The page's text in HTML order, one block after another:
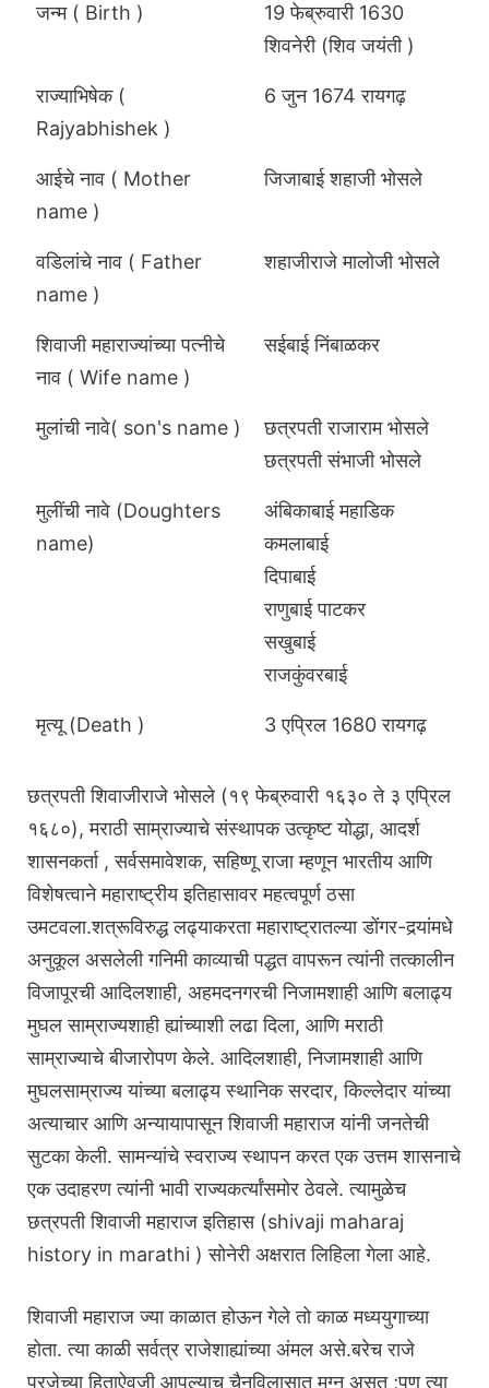
जन्म ( Birth )
19 फेब्रुवारी 1630
शिवनेरी (शिव जयंती )
राज्याभिषेक (
Rajyabhishek )
6 जुन 1674 रायगढ़
आईचे नाव ( Mother
name )
जिजाबाई शहाजी भोसले
वडिलांचे नाव ( Father
name )
शहाजीराजे मालोजी भोसले
शिवाजी महाराज्यांच्या पत्नीचे
नाव ( Wife name )
सईबाई निंबाळकर
मुलांची नावे( son's name )
छत्रपती राजाराम भोसले
छत्रपती संभाजी भोसले
मुलींची नावे (Doughters
name)
अंबिकाबाई महाडिक
कमलाबाई
दिपाबाई
राणुबाई पाटकर
सखुबाई
राजकुंवरबाई
मृत्यू (Death ) 3 एप्रिल 1680 रायगढ़
छत्रपती शिवाजीराजे भोसले (१९ फेब्रुवारी १६३० ते ३ एप्रिल
१६८०), मराठी साम्राज्याचे संस्थापक उत्कृष्ट योद्धा, आदर्श
शासनकर्ता , सर्वसमावेशक, सहिष्णू राजा म्हणून भारतीय आणि
विशेषत्वाने महाराष्ट्रीय इतिहासावर महत्वपूर्ण ठसा
उमटवला.शत्रूविरुद्ध लढ्याकरता महाराष्ट्रातल्या डोंगर-दर्‍यांमधे
अनुकूल असलेली गनिमी काव्याची पद्धत वापरून त्यांनी तत्कालीन
विजापूरची आदिलशाही, अहमदनगरची निजामशाही आणि बलाढ्य
मुघल साम्राज्यशाही ह्यांच्याशी लढा दिला, आणि मराठी
साम्राज्याचे बीजारोपण केले. आदिलशाही, निजामशाही आणि
मुघलसाम्राज्य यांच्या बलाढ्य स्थानिक सरदार, किल्लेदार यांच्या
अत्याचार आणि अन्यायापासून शिवाजी महाराज यांनी जनतेची
सुटका केली. सामन्यांचे स्वराज्य स्थापन करत एक उत्तम शासनाचे
एक उदाहरण त्यांनी भावी राज्यकर्त्यांसमोर ठेवले. त्यामुळेच
छत्रपती शिवाजी महाराज इतिहास (shivaji maharaj
history in marathi ) सोनेरी अक्षरात लिहिला गेला आहे.
शिवाजी महाराज ज्या काळात होऊन गेले तो काळ मध्ययुगाच्या
होता. त्या काळी सर्वत्र राजेशाह्यांच्या अंमल असे.बरेच राजे
प्रजेच्या हिताऐवजी आपल्याच चैनविलासात मग्न असत ;पण त्या